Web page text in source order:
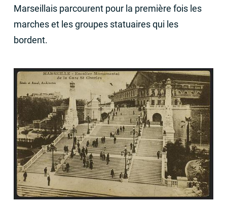
Marseillais parcourent pour la première fois les
marches et les groupes statuaires qui les
bordent.